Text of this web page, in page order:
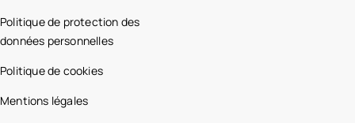
Politique de protection des
données personnelles
Politique de cookies
Mentions légales